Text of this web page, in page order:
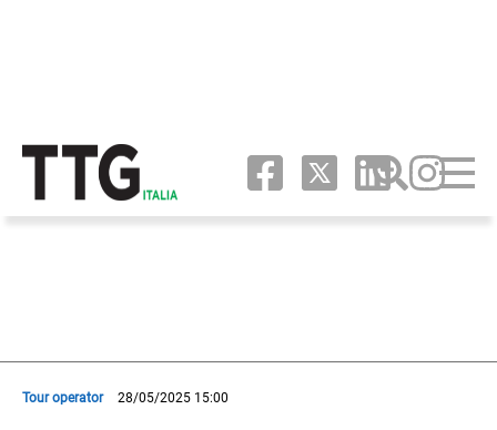
Tour operator 28/05/2025 15:00